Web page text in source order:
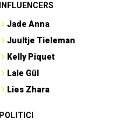
INFLUENCERS
Jade Anna
Juultje Tieleman
Kelly Piquet
Lale Gül
Lies Zhara
POLITICI